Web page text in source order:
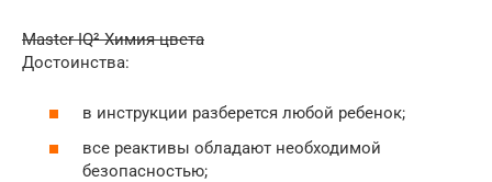
Master IQ² Химия цвета
Достоинства:
в инструкции разберется любой ребенок;
все реактивы обладают необходимой
безопасностью;